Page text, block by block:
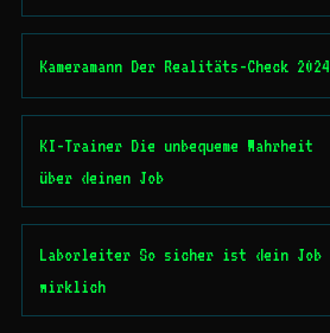
Kameramann Der Realitäts-Check 2024
KI-Trainer Die unbequeme Wahrheit
über deinen Job
Laborleiter So sicher ist dein Job
wirklich